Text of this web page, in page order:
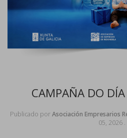
CAMPAÑA DO
Publicado porAsociación Empresarios
05, 2026 .